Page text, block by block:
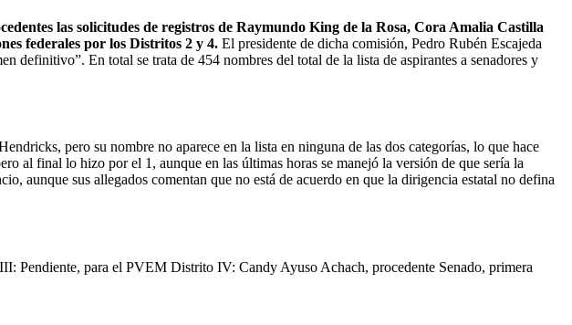
las solicitudes de registros de Raymundo King de la Rosa, Cora Amalia Castilla
federales por los Distritos 2 y 4. El presidente de dicha comisión, Pedro Rubén Escajeda
definitivo”. En total se trata de 454 nombres del total de la lista de aspirantes a senadores y
pero su nombre no aparece en la lista en ninguna de las dos categorías, lo que hace
al final lo hizo por el 1, aunque en las últimas horas se manejó la versión de que sería la
aunque sus allegados comentan que no está de acuerdo en que la dirigencia estatal no defina
para el PVEM Distrito IV: Candy Ayuso Achach, procedente Senado, primera